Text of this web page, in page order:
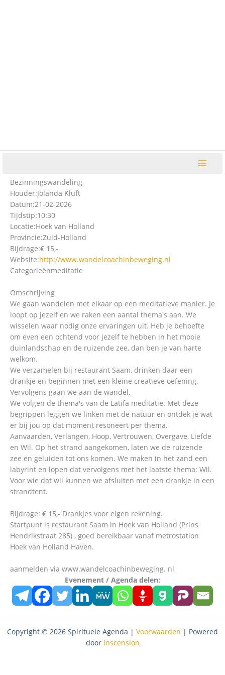
Bezinningswandeling
Houder:Jolanda Kluft
Datum:21-02-2026
Tijdstip:10:30
Locatie:Hoek van Holland
Provincie:Zuid-Holland
Bijdrage:€ 15,-
Website:http://www.wandelcoachinbeweging.nl
Categorieënmeditatie
Omschrijving
We gaan wandelen met elkaar op een meditatieve manier. Je
loopt op jezelf en we raken een aantal thema's aan. We
wisselen waar nodig onze ervaringen uit. Heb je behoefte
om even een ochtend voor jezelf te hebben in het mooie
duinlandschap en de ruizende zee, dan ben je van harte
welkom.
We verzamelen bij restaurant Saam, drinken daar een
drankje en beginnen met een kleine creatieve oefening.
Vervolgens gaan we aan de wandel.
We volgen de thema's van de Latifa meditatie. Met deze
begrippen leggen we linken met de natuur en ontdek je wat
er bij jou op dat moment resoneert per thema.
Aanvaarden, Verlangen, Hoop, Vertrouwen, Overgave, Liefde
en Wil. Op het strand aangekomen, laten we de ruizende
zee en geluiden tot ons komen. We maken in het zand een
labyrint en lopen dat vervolgens met het laatste thema: Wil.
Voor wie dat wil kunnen we afsluiten met een drankje in een
strandtent.
Bijdrage: € 15,- Drankjes voor eigen rekening.
Startpunt is restaurant Saam in Hoek van Holland (Prins
Hendrikstraat 285) , goed bereikbaar vanaf metrostation
Hoek van Holland Haven.
aanmelden via www.wandelcoachinbeweging. nl
Evenement / Agenda delen:
Copyright © 2026 Spirituele Agenda | Voorwaarden | Powered
door Inscension